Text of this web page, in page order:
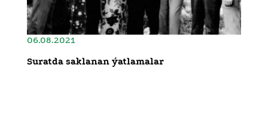
06.08.2021
Suratda saklanan ýatlamalar